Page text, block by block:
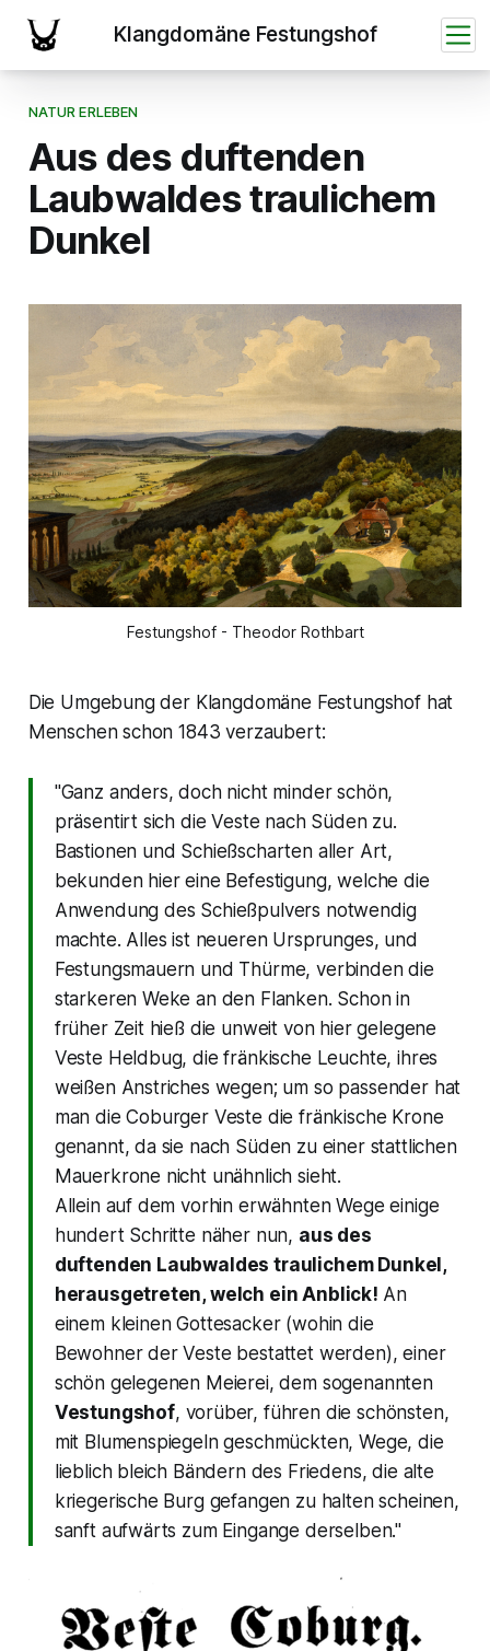
NATUR ERLEBEN
Aus des duftenden
Laubwaldes traulichem
Dunkel
Festungshof - Theodor Rothbart
Die Umgebung der Klangdomäne Festungshof hat
Menschen schon 1843 verzaubert:
"Ganz anders, doch nicht minder schön,
präsentirt sich die Veste nach Süden zu.
Bastionen und Schießscharten aller Art,
bekunden hier eine Befestigung, welche die
Anwendung des Schießpulvers notwendig
machte. Alles ist neueren Ursprunges, und
Festungsmauern und Thürme, verbinden die
starkeren Weke an den Flanken. Schon in
früher Zeit hieß die unweit von hier gelegene
Veste Heldbug, die fränkische Leuchte, ihres
weißen Anstriches wegen; um so passender hat
man die Coburger Veste die fränkische Krone
genannt, da sie nach Süden zu einer stattlichen
Mauerkrone nicht unähnlich sieht.
Allein auf dem vorhin erwähnten Wege einige
hundert Schritte näher nun, aus des
duftenden Laubwaldes traulichem Dunkel,
herausgetreten, welch ein Anblick! An
einem kleinen Gottesacker (wohin die
Bewohner der Veste bestattet werden), einer
schön gelegenen Meierei, dem sogenannten
Vestungshof, vorüber, führen die schönsten,
mit Blumenspiegeln geschmückten, Wege, die
lieblich bleich Bändern des Friedens, die alte
kriegerische Burg gefangen zu halten scheinen,
sanft aufwärts zum Eingange derselben."